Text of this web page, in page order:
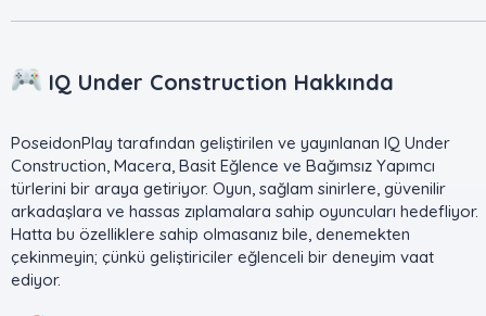
IQ Under Construction Hakkında​
PoseidonPlay tarafından geliştirilen ve yayınlanan IQ Under
Construction, Macera, Basit Eğlence ve Bağımsız Yapımcı
türlerini bir araya getiriyor. Oyun, sağlam sinirlere, güvenilir
arkadaşlara ve hassas zıplamalara sahip oyuncuları hedefliyor.
Hatta bu özelliklere sahip olmasanız bile, denemekten
çekinmeyin; çünkü geliştiriciler eğlenceli bir deneyim vaat
ediyor.